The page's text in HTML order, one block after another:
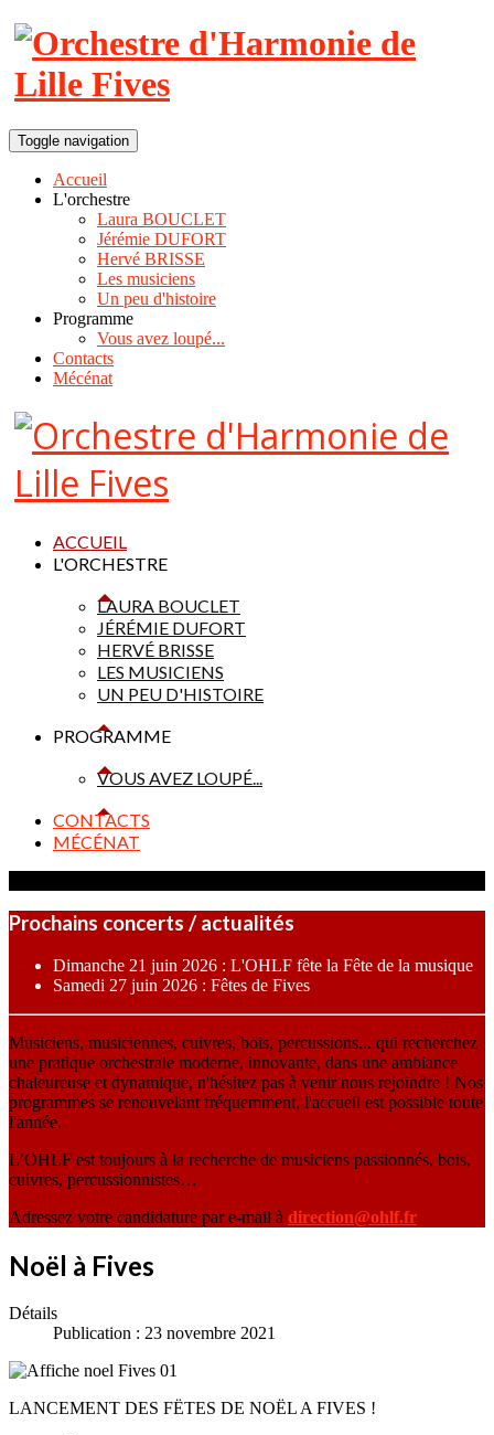
Toggle navigation
Accueil
L'orchestre
Laura BOUCLET
Jérémie DUFORT
Hervé BRISSE
Les musiciens
Un peu d'histoire
Programme
Vous avez loupé...
Contacts
Mécénat
ACCUEIL
L'ORCHESTRE
LAURA BOUCLET
JÉRÉMIE DUFORT
HERVÉ BRISSE
LES MUSICIENS
UN PEU D'HISTOIRE
PROGRAMME
VOUS AVEZ LOUPÉ...
CONTACTS
MÉCÉNAT
Prochains concerts / actualités
Dimanche 21 juin 2026 : L'OHLF fête la Fête de la musique
Samedi 27 juin 2026 : Fêtes de Fives
Musiciens, musiciennes, cuivres, bois, percussions... qui recherchez
une pratique orchestrale moderne, innovante, dans une ambiance
chaleureuse et dynamique, n'hésitez pas à venir nous rejoindre ! Nos
programmes se renouvelant fréquemment, l'accueil est possible toute
l'année.
L’OHLF est toujours à la recherche de musiciens passionnés, bois,
cuivres, percussionnistes…
Adressez votre candidature par e-mail à direction@ohlf.fr
Noël à Fives
Détails
Publication : 23 novembre 2021
LANCEMENT DES FËTES DE NOËL A FIVES !